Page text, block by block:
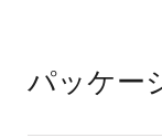
パッケー